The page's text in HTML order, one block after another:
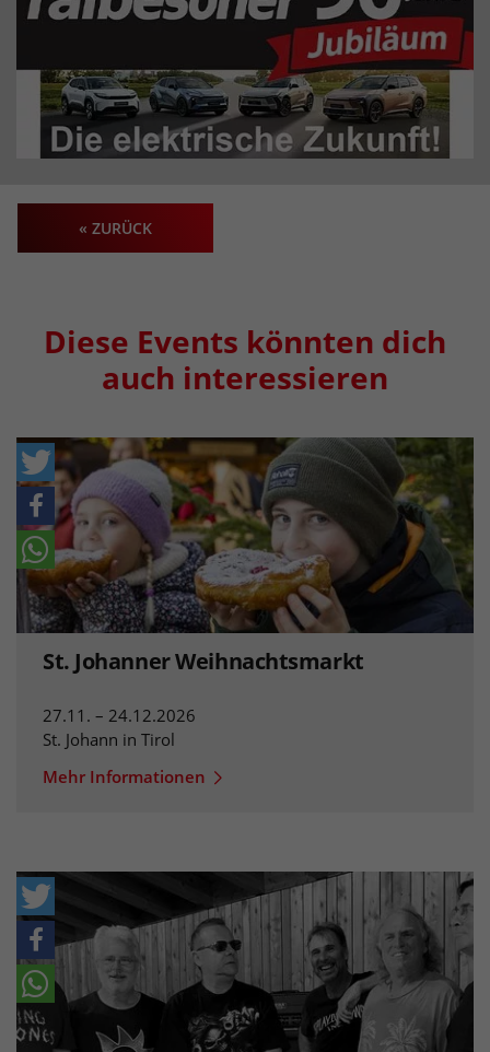
« ZURÜCK
Diese Events könnten dich
auch interessieren
St. Johanner Weihnachtsmarkt
27.11. – 24.12.2026
St. Johann in Tirol
Mehr Informationen